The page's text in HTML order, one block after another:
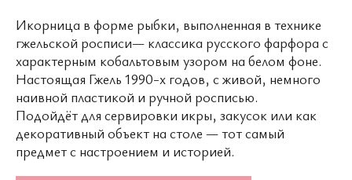
Икорница в форме рыбки, выполненная в технике
гжельской росписи— классика русского фарфора с
характерным кобальтовым узором на белом фоне.
Настоящая Гжель 1990-х годов, с живой, немного
наивной пластикой и ручной росписью.
Подойдёт для сервировки икры, закусок или как
декоративный объект на столе — тот самый
предмет с настроением и историей.
© 2026 ВСЕ ПРАВА ЗАЩИЩЕНЫ
MARKETING
WONDERLAND